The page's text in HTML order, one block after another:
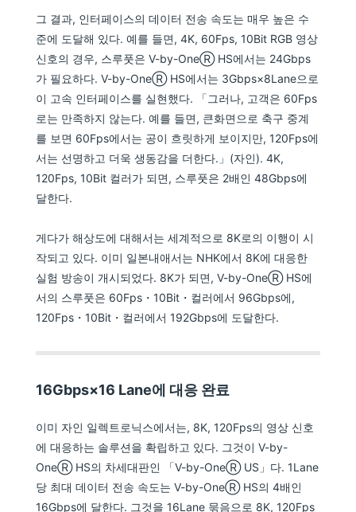
그 결과, 인터페이스의 데이터 전송 속도는 매우 높은 수
준에 도달해 있다. 예를 들면, 4K, 60Fps, 10Bit RGB 영상
신호의 경우, 스루풋은 V-by-OneⓇ HS에서는 24Gbps
가 필요하다. V-by-OneⓇ HS에서는 3Gbps×8Lane으로
이 고속 인터페이스를 실현했다. 「그러나, 고객은 60Fps
로는 만족하지 않는다. 예를 들면, 큰화면으로 축구 중계
를 보면 60Fps에서는 공이 흐릿하게 보이지만, 120Fps에
서는 선명하고 더욱 생동감을 더한다.」(자인). 4K,
120Fps, 10Bit 컬러가 되면, 스루풋은 2배인 48Gbps에
달한다.
게다가 해상도에 대해서는 세계적으로 8K로의 이행이 시
작되고 있다. 이미 일본내애서는 NHK에서 8K에 대응한
실험 방송이 개시되었다. 8K가 되면, V-by-OneⓇ HS에
서의 스루풋은 60Fps・10Bit・컬러에서 96Gbps에,
120Fps・10Bit・컬러에서 192Gbps에 도달한다.
16Gbps×16 Lane에 대응 완료
이미 자인 일렉트로닉스에서는, 8K, 120Fps의 영상 신호
에 대응하는 솔루션을 확립하고 있다. 그것이 V-by-
OneⓇ HS의 차세대판인 「V-by-OneⓇ US」다. 1Lane
당 최대 데이터 전송 속도는 V-by-OneⓇ HS의 4배인
16Gbps에 달한다. 그것을 16Lane 묶음으로 8K, 120Fps